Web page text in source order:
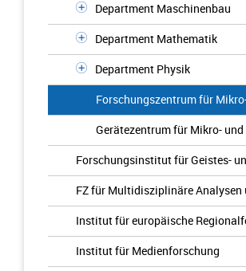
Department Maschinenbau
Department Mathematik
Department Physik
Forschungszentrum für
Gerätezentrum für Mikro-
Forschungsinstitut für Geistes-
FZ für Multidisziplinäre
Institut für europäische
Institut für Medienforschung